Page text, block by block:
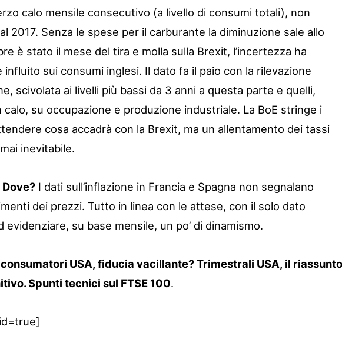
calo mensile consecutivo (a livello di consumi totali), non
2017. Senza le spese per il carburante la diminuzione sale allo
è stato il mese del tira e molla sulla Brexit, l’incertezza ha
sui consumi inglesi. Il dato fa il paio con la rilevazione
scivolata ai livelli più bassi da 3 anni a questa parte e quelli,
calo, su occupazione e produzione industriale. La BoE stringe i
cosa accadrà con la Brexit, ma un allentamento dei tassi
inevitabile.
I dati sull’inflazione in Francia e Spagna non segnalano
dei prezzi. Tutto in linea con le attese, con il solo dato
evidenziare, su base mensile, un po’ di dinamismo.
USA, fiducia vacillante? Trimestrali USA, il riassunto
Spunti tecnici sul FTSE 100.